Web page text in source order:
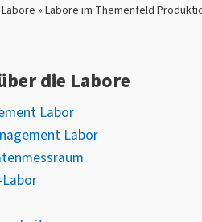
Labore » Labore im Themenfeld
die Labore
Labor
Labor